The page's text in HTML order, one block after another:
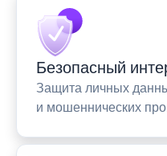
Безопасный
Защита личных
и мошеннических